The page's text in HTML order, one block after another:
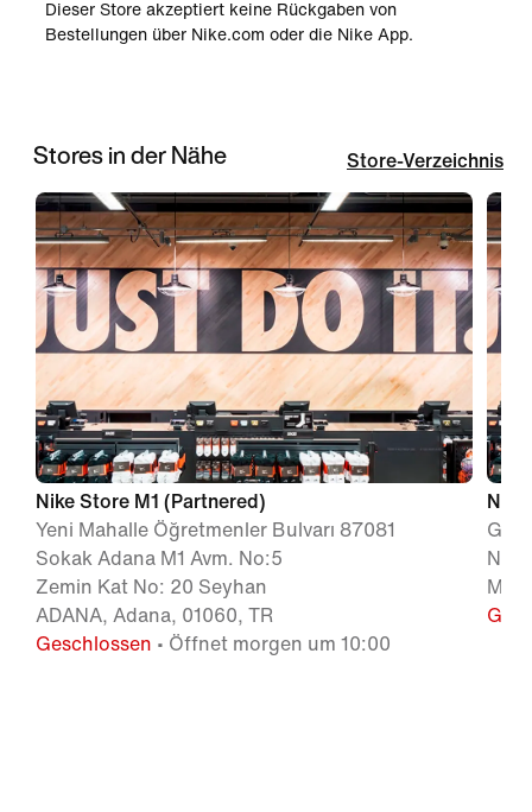
Dieser Store akzeptiert keine Rückgaben von
Bestellungen über Nike.com oder die Nike App.
Stores in der Nähe Store-Verzeichnis
Nike Store M1 (Partnered)
Yeni Mahalle Öğretmenler Bulvarı 87081
Sokak Adana M1 Avm. No:5
Zemin Kat No: 20 Seyhan
ADANA, Adana, 01060, TR
Geschlossen • Öffnet morgen um 10:00
No: